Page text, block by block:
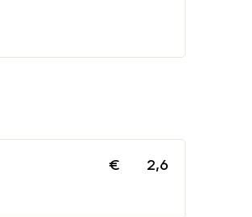
€ 2,6